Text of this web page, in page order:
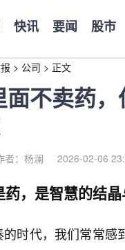
快讯 要闻 股市
> 公司 > 正文
不卖药
者：杨澜 2026-02-06
，是智慧的结
时代，我们常常感